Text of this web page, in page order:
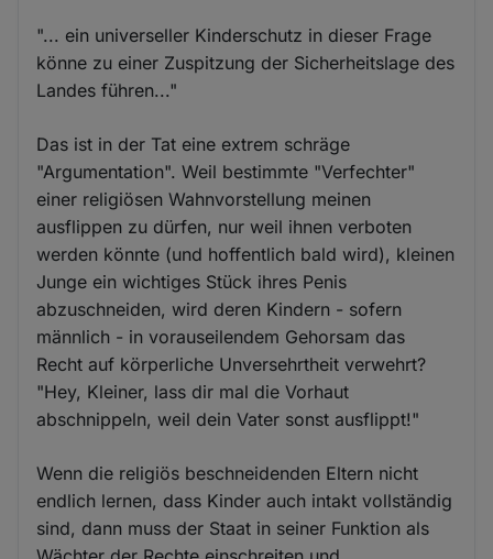
"... ein universeller Kinderschutz in dieser Frage
könne zu einer Zuspitzung der Sicherheitslage des
Landes führen..."
Das ist in der Tat eine extrem schräge
"Argumentation". Weil bestimmte "Verfechter"
einer religiösen Wahnvorstellung meinen
ausflippen zu dürfen, nur weil ihnen verboten
werden könnte (und hoffentlich bald wird), kleinen
Junge ein wichtiges Stück ihres Penis
abzuschneiden, wird deren Kindern - sofern
männlich - in vorauseilendem Gehorsam das
Recht auf körperliche Unversehrtheit verwehrt?
"Hey, Kleiner, lass dir mal die Vorhaut
abschnippeln, weil dein Vater sonst ausflippt!"
Wenn die religiös beschneidenden Eltern nicht
endlich lernen, dass Kinder auch intakt vollständig
sind, dann muss der Staat in seiner Funktion als